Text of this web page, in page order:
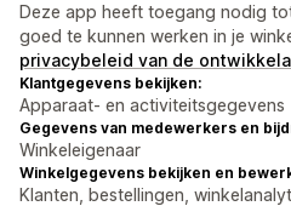
Deze app heeft toegang nodig
goed te kunnen werken in je
privacybeleid van de
Klantgegevens bekijken:
Apparaat- en activiteitsgegevens
Gegevens van medewerkers en
Winkeleigenaar
Winkelgegevens bekijken en
Klanten, bestellingen,